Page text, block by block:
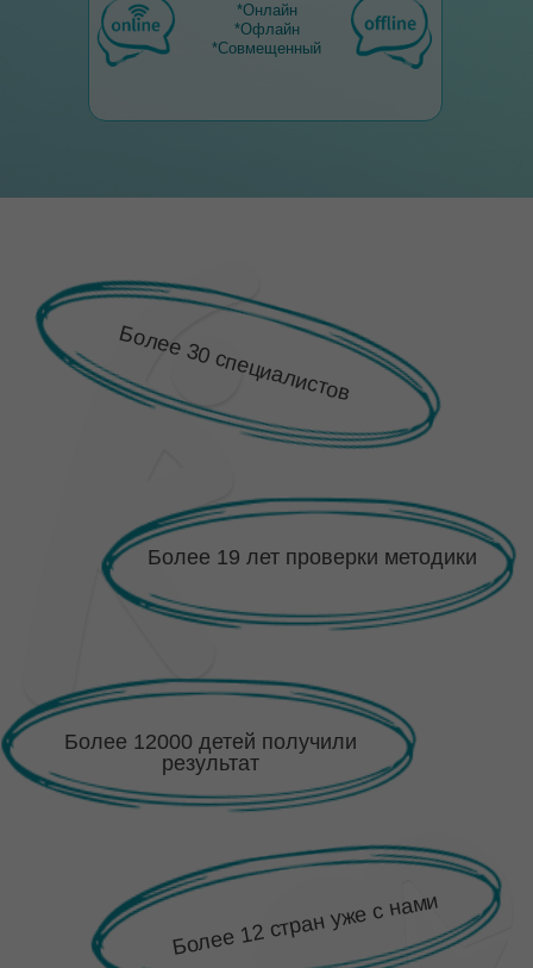
*Онлайн
*Офлайн
*Совмещенный
Более 12000 детей получили
результат
СОСТОЯНИЯ РЕБЕНКА
Доктор совместно с командой специалистов
полную диагностику по анкетным
данным и фото/видео материалам ребенка
целью оценки состояния тела на всех уровнях.
ЧТО ВКЛЮЧЕНО В
ПРОГРАММУ?
ВРАЧ + ТРЕНЕР + МАНУАЛЬНЫЙ